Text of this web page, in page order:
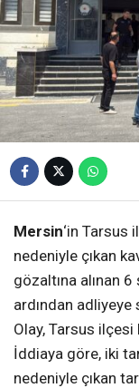
Mersin‘in Tarsus
nedeniyle çıkan
gözaltına alınan
ardından adliyeye
Olay, Tarsus
İddiaya göre, iki
nedeniyle çıkan